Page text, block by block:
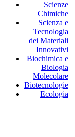
Scienze
Chimiche
Scienza e
Tecnologia
dei Materiali
Innovativi
Biochimica e
Biologia
Molecolare
Biotecnologie
Ecologia